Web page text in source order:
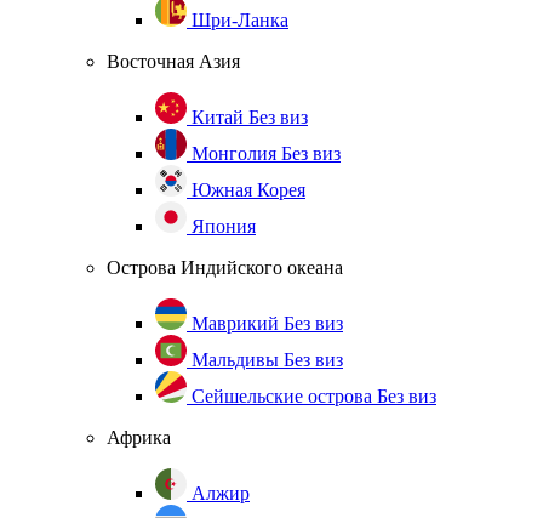
Шри-Ланка
Восточная Азия
Китай Без виз
Монголия Без виз
Южная Корея
Япония
Острова Индийского океана
Маврикий Без виз
Мальдивы Без виз
Сейшельские острова Без виз
Африка
Алжир